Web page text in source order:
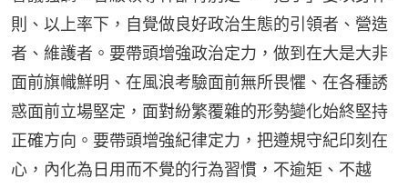
則、以上率下，自覺做良好政治生態的引領者、營造
者、維護者。要帶頭增強政治定力，做到在大是大非
面前旗幟鮮明、在風浪考驗面前無所畏懼、在各種誘
惑面前立場堅定，面對紛繁覆雜的形勢變化始終堅持
正確方向。要帶頭增強紀律定力，把遵規守紀印刻在
心，內化為日用而不覺的行為習慣，不逾矩、不越